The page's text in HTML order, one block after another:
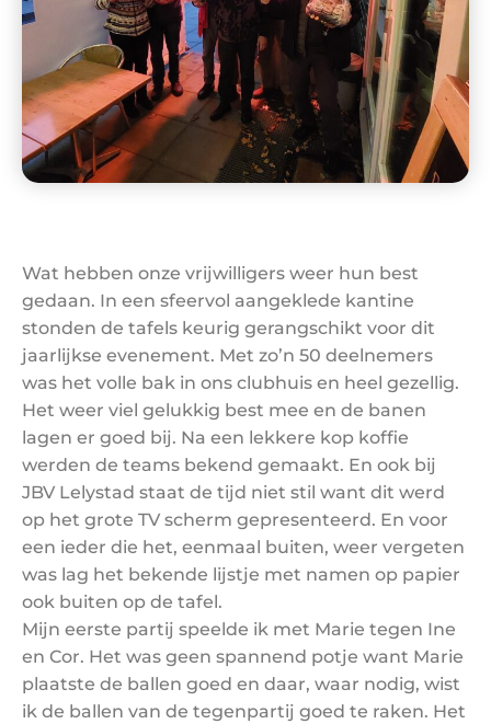
Wat hebben onze vrijwilligers weer hun best
gedaan. In een sfeervol aangeklede kantine
stonden de tafels keurig gerangschikt voor dit
jaarlijkse evenement. Met zo’n 50 deelnemers
was het volle bak in ons clubhuis en heel gezellig.
Het weer viel gelukkig best mee en de banen
lagen er goed bij. Na een lekkere kop koffie
werden de teams bekend gemaakt. En ook bij
JBV Lelystad staat de tijd niet stil want dit werd
op het grote TV scherm gepresenteerd. En voor
een ieder die het, eenmaal buiten, weer vergeten
was lag het bekende lijstje met namen op papier
ook buiten op de tafel.
Mijn eerste partij speelde ik met Marie tegen Ine
en Cor. Het was geen spannend potje want Marie
plaatste de ballen goed en daar, waar nodig, wist
ik de ballen van de tegenpartij goed te raken. Het